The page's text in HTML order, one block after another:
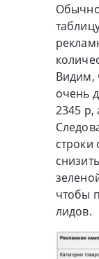
Видим,
очень
2345 р,
строки
чтобы
лидов.